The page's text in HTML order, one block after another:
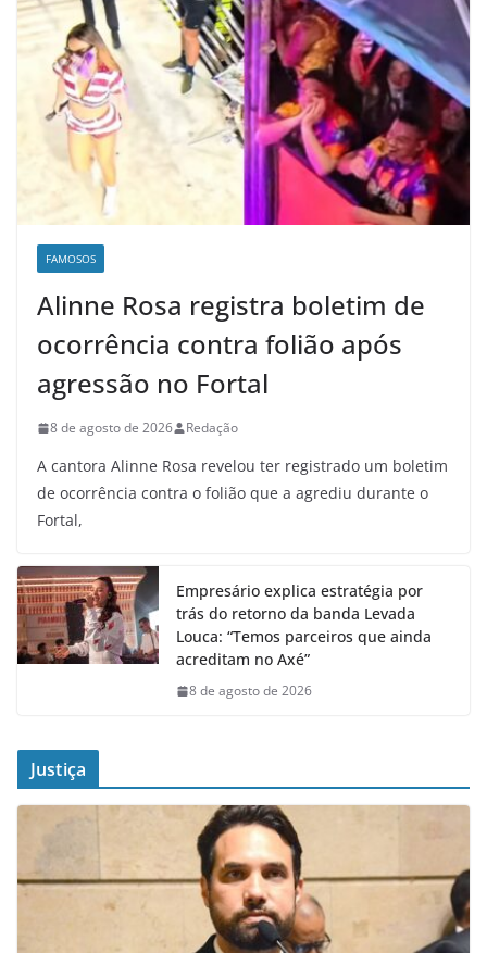
FAMOSOS
Alinne Rosa registra boletim de
ocorrência contra folião após
agressão no Fortal
8 de agosto de 2026 Redação
A cantora Alinne Rosa revelou ter registrado um boletim
de ocorrência contra o folião que a agrediu durante o
Fortal,
Empresário explica estratégia por
trás do retorno da banda Levada
Louca: “Temos parceiros que ainda
acreditam no Axé”
8 de agosto de 2026
Justiça